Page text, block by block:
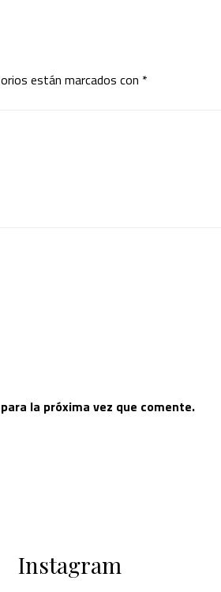
están marcados con *
la próxima vez que comente.
Instagram